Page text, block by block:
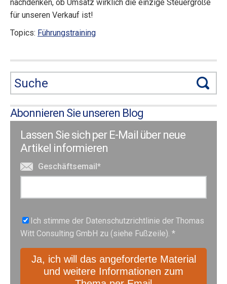
nachdenken, ob Umsatz wirklich die einzige Steuergröße
für unseren Verkauf ist!
Topics: Führungstraining
Abonnieren Sie unseren Blog
Lassen Sie sich per E-Mail über neue
Artikel informieren
Geschäftsemail*
Ich stimme der Datenschutzrichtlinie der Thomas
Witt Consulting GmbH zu (siehe Fußzeile). *